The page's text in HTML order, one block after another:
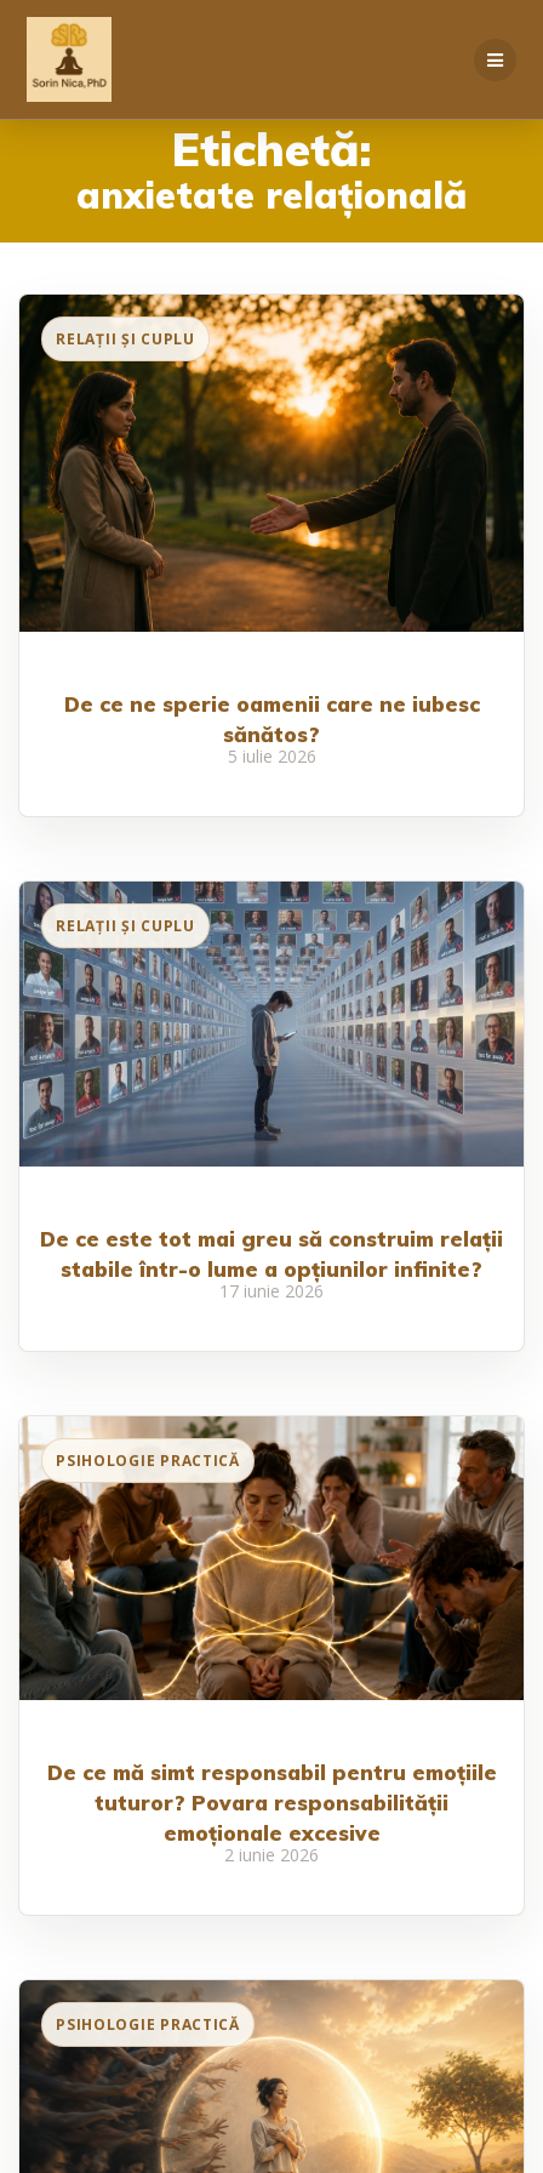
Etichetă:
anxietate relațională
De ce ne sperie oamenii care ne iubesc
sănătos?
5 iulie 2026
De ce este tot mai greu să construim relații
stabile într-o lume a opțiunilor infinite?
17 iunie 2026
De ce mă simt responsabil pentru emoțiile
tuturor? Povara responsabilității
emoționale excesive
2 iunie 2026